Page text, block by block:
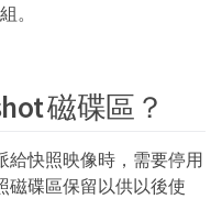
。
磁碟區？
給快照映像時，需要停用
磁碟區保留以供以後使